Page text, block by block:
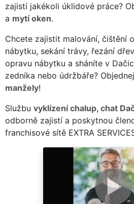
zajistí jakékoli úklidové práce?
a mytí oken.
Chcete zajistit malování, čištění
nábytku, sekání trávy, řezání
opravu nábytku a sháníte v
zedníka nebo údržbáře?
manžely!
Službu vyklízení chalup, chat
odborně zajistí a poskytnou
franchisové sítě EXTRA